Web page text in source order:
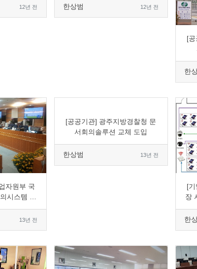
12년 전 한상범 12년 전
[
한
3 0
자원부 국
시스템 임
13년 전
[공공기관] 광주지방경찰청 문
서회의솔루션 교체 도입
한상범 13년 전
[
장
한